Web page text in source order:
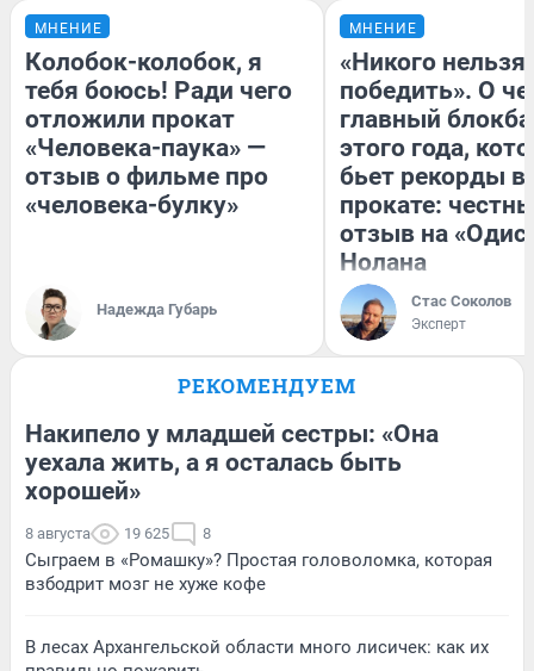
МНЕНИЕ
Колобок-колобок, я
тебя боюсь! Ради чего
отложили прокат
«Человека-паука» —
отзыв о фильме про
«человека-булку»
Надежда Губарь
МНЕНИЕ
«Никого нельзя
победить». О
главный
этого года,
бьет рекорды в
прокате:
отзыв на
Нолана
Стас Соколов
Эксперт
РЕКОМЕНДУЕМ
Накипело у младшей сестры: «Она
уехала жить, а я осталась быть
хорошей»
8 августа 19 625 8
Сыграем в «Ромашку»? Простая головоломка, которая
взбодрит мозг не хуже кофе
В лесах Архангельской области много лисичек: как их